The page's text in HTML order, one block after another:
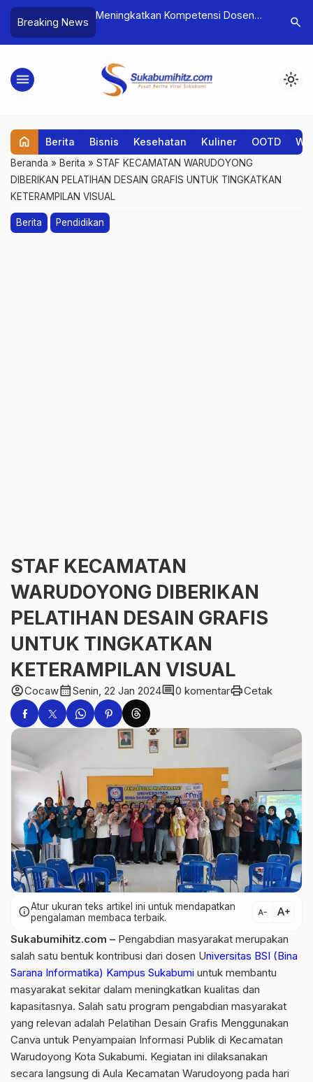
Breaking News
2025 Gelar
untuk Perangkat
Meningkatkan Kompetensi Dosen
Menghadapi Perkembangan
Teknologi dan Industri
Tewas
search
menu light_mode
home Berita Bisnis Kesehatan Kuliner OOTD
Beranda » Berita » STAF KECAMATAN WARUDOYONG
DIBERIKAN PELATIHAN DESAIN GRAFIS UNTUK TINGKATKAN
KETERAMPILAN VISUAL
Berita Pendidikan
STAF KECAMATAN
WARUDOYONG DIBERIKAN
PELATIHAN DESAIN GRAFIS
UNTUK TINGKATKAN
KETERAMPILAN VISUAL
account_circleCocawcalendar_monthSenin, 22 Jan 2024comment0 komentarprintCetak
infoAtur ukuran teks artikel ini untuk mendapatkan
pengalaman membaca terbaik.
text_decrease text_increase
Sukabumihitz.com – Pengabdian masyarakat merupakan
salah satu bentuk kontribusi dari dosen Universitas BSI (Bina
Sarana Informatika) Kampus Sukabumi untuk membantu
masyarakat sekitar dalam meningkatkan kualitas dan
kapasitasnya. Salah satu program pengabdian masyarakat
yang relevan adalah Pelatihan Desain Grafis Menggunakan
Canva untuk Penyampaian Informasi Publik di Kecamatan
Warudoyong Kota Sukabumi. Kegiatan ini dilaksanakan
secara langsung di Aula Kecamatan Warudoyong pada hari